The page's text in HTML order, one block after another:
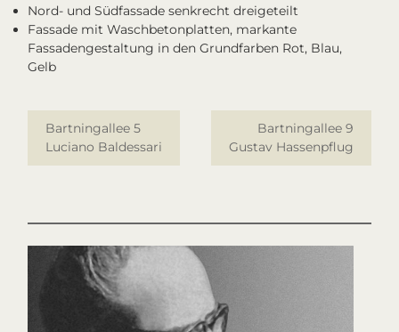
Nord- und Südfassade senkrecht dreigeteilt
Fassade mit Waschbetonplatten, markante
Fassadengestaltung in den Grundfarben Rot, Blau,
Gelb
Bartningallee 5
Luciano Baldessari
Bartningallee 9
Gustav Hassenpflug